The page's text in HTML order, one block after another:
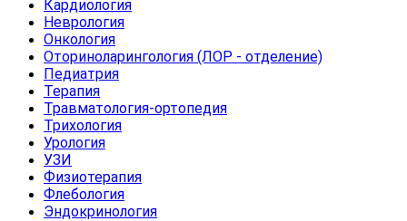
Кардиология
Неврология
Онкология
Оториноларингология (ЛОР - отделение)
Педиатрия
Терапия
Травматология-ортопедия
Трихология
Урология
УЗИ
Физиотерапия
Флебология
Эндокринология